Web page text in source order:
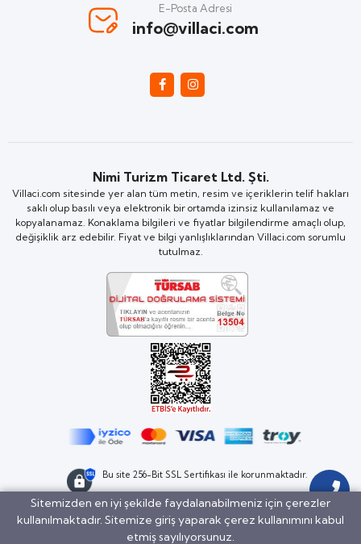
E-Posta Adresi
info@villaci.com
Nimi Turizm Ticaret Ltd. Şti.
Villaci.com sitesinde yer alan tüm metin, resim ve içeriklerin telif hakları
saklı olup basılı veya elektronik bir ortamda izinsiz kullanılamaz ve
kopyalanamaz. Konaklama bilgileri ve fiyatlar bilgilendirme amaçlı olup,
değişiklik arz edebilir. Fiyat ve bilgi yanlışlıklarından Villaci.com sorumlu
tutulmaz.
Bu site 256-Bit SSL Sertifikası ile korunmaktadır.
BöcekSoft
Sitemizden en iyi şekilde faydalanabilmeniz için çerezler
kullanılmaktadır. Sitemize giriş yaparak çerez kullanımını kabul
etmiş sayılıyorsunuz.